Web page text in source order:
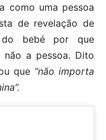
como uma pessoa
de revelação de
do bebé por que
não a pessoa. Dito
que “não importa